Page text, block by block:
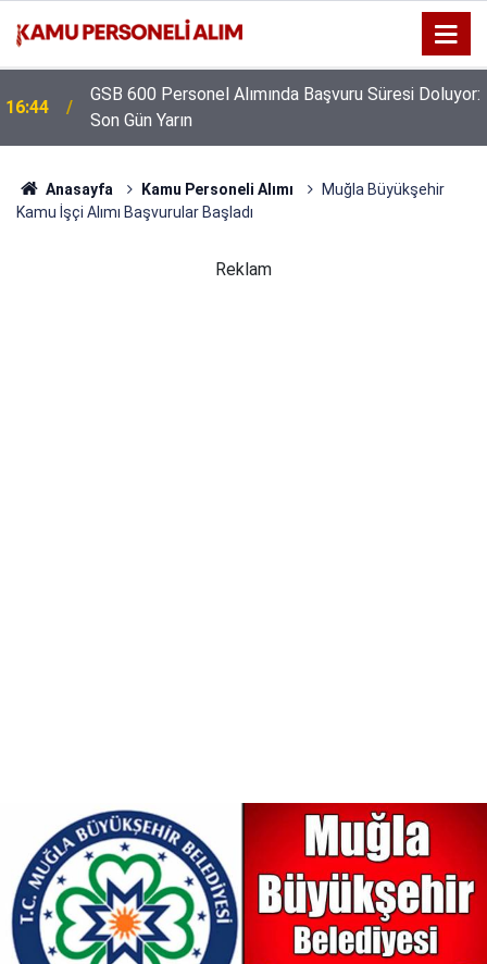
16:38
Kıyı Emniyeti Genel Müdürlüğü 26 İşçi Alımı
Yapacak
Anasayfa Kamu Personeli Alımı
Muğla Büyükşehir
Kamu İşçi Alımı Başvurular Başladı
Reklam